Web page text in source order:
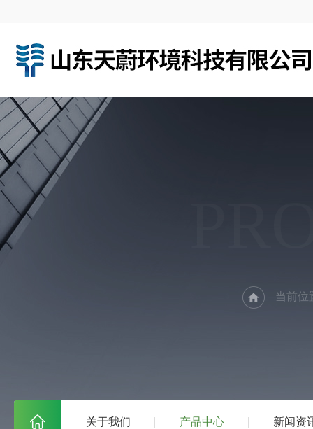
关于我们 产品中心 新闻资
当前位